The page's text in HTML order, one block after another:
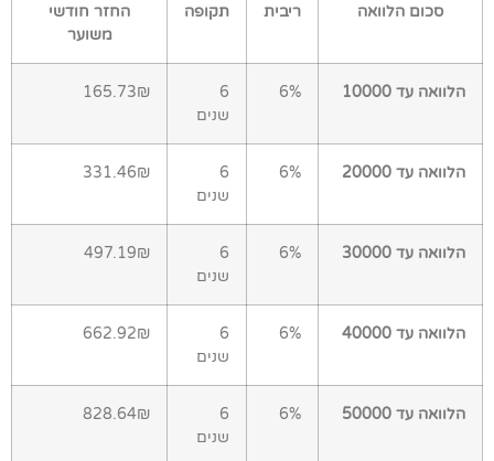
סכום הלוואה ריבית תקופה
החזר חודשי
משוער
הלוואה עד 10000 6%
6
שנים
165.73₪
הלוואה עד 20000 6%
6
שנים
331.46₪
הלוואה עד 30000 6%
6
שנים
497.19₪
הלוואה עד 40000 6%
6
שנים
662.92₪
הלוואה עד 50000 6%
6
שנים
828.64₪